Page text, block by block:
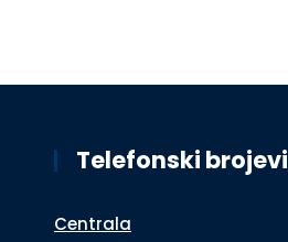
Telefonski brojevi
Centrala